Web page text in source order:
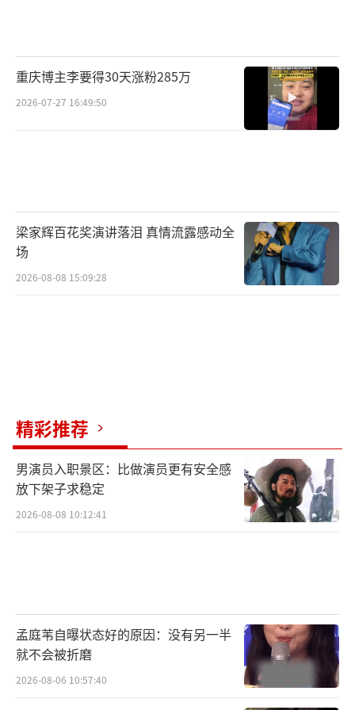
重庆博主李要得30天涨粉285万
2026-07-27 16:49:50
梁家辉百花奖演讲落泪 真情流露感动全
场
2026-08-08 15:09:28
精彩推荐
男演员入职景区：比做演员更有安全感
放下架子求稳定
2026-08-08 10:12:41
孟庭苇自曝状态好的原因：没有另一半
就不会被折磨
2026-08-06 10:57:40